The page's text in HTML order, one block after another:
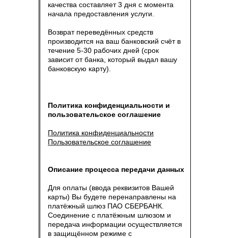
качества составляет 3 дня с момента
начала предоставления услуги.
Возврат переведённых средств
производится на ваш банковский счёт в
течение 5-30 рабочих дней (срок
зависит от банка, который выдал вашу
банковскую карту).
Политика конфиденциальности и
пользовательское соглашение
Политика конфиденциальности
Пользовательское соглашение
Описание процесса передачи данных
Для оплаты (ввода реквизитов Вашей
карты) Вы будете перенаправлены на
платёжный шлюз ПАО СБЕРБАНК.
Соединение с платёжным шлюзом и
передача информации осуществляется
в защищённом режиме с